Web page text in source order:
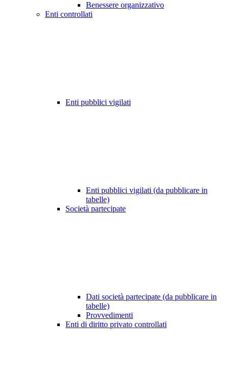
Benessere organizzativo
Enti controllati
Enti pubblici vigilati
Enti pubblici vigilati (da pubblicare in
tabelle)
Società partecipate
Dati società partecipate (da pubblicare in
tabelle)
Provvedimenti
Enti di diritto privato controllati